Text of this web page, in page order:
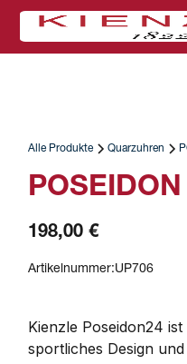
Alle Produkte Quarzuhren
198,00 €
Artikelnummer:UP706
Kienzle Poseidon24
sportliches Design